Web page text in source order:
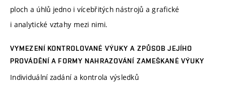
ploch a úhlů jedno i vícebřitých nástrojů a grafické
i analytické vztahy mezi nimi.
VYMEZENÍ KONTROLOVANÉ VÝUKY A ZPŮSOB JEJÍHO
PROVÁDĚNÍ A FORMY NAHRAZOVÁNÍ ZAMEŠKANÉ VÝUKY
Individuální zadání a kontrola výsledků